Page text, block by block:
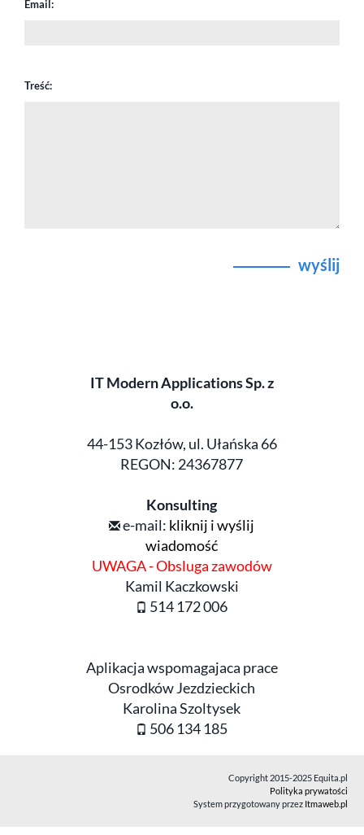
Email:
Treść:
wyślij
IT Modern Applications Sp. z
o.o.
44-153 Kozłów, ul. Ułańska 66
REGON: 24367877
Konsulting
e-mail: kliknij i wyślij
wiadomość
UWAGA - Obsluga zawodów
Kamil Kaczkowski
514 172 006
Aplikacja wspomagajaca prace
Osrodków Jezdzieckich
Karolina Szoltysek
506 134 185
Copyright 2015-2025 Equita.pl
Polityka prywatości
System przygotowany przez Itmaweb.pl